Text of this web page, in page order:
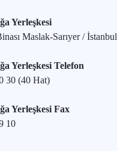
Yerleşkesi
Maslak-Sarıyer / İstanbul
Yerleşkesi Telefon
30 (40 Hat)
Yerleşkesi Fax
10